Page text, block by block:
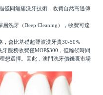
費
儀同無痛洗牙技術，收費自然高過傳
洗牙（Deep Cleaning），收費可達
，會比基礎超聲波洗牙貴30-50%
服務收費僅MOP$300，但輪候時間
想選擇。因此，澳門洗牙價錢嘅市場